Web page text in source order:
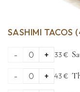
SASHIMI TACOS
- 0 + 33 €
- 0 + 43 €